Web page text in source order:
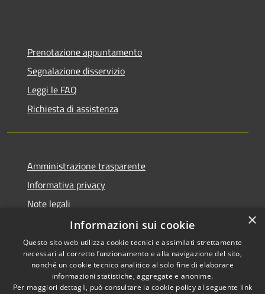
Prenotazione appuntamento
Segnalazione disservizio
Leggi le FAQ
Richiesta di assistenza
Amministrazione trasparente
Informativa privacy
Note legali
Dichiarazione di accessibilità
RSS
Copyright © 2026 • Comune di
×
Informazioni sui cookie
Questo sito web utilizza cookie tecnici e assimilati strettamente
necessari al corretto funzionamento e alla navigazione del sito,
nonché un cookie tecnico analitico al solo fine di elaborare
informazioni statistiche, aggregate e anonime.
Per maggiori dettagli, può consultare la cookie policy al seguente link